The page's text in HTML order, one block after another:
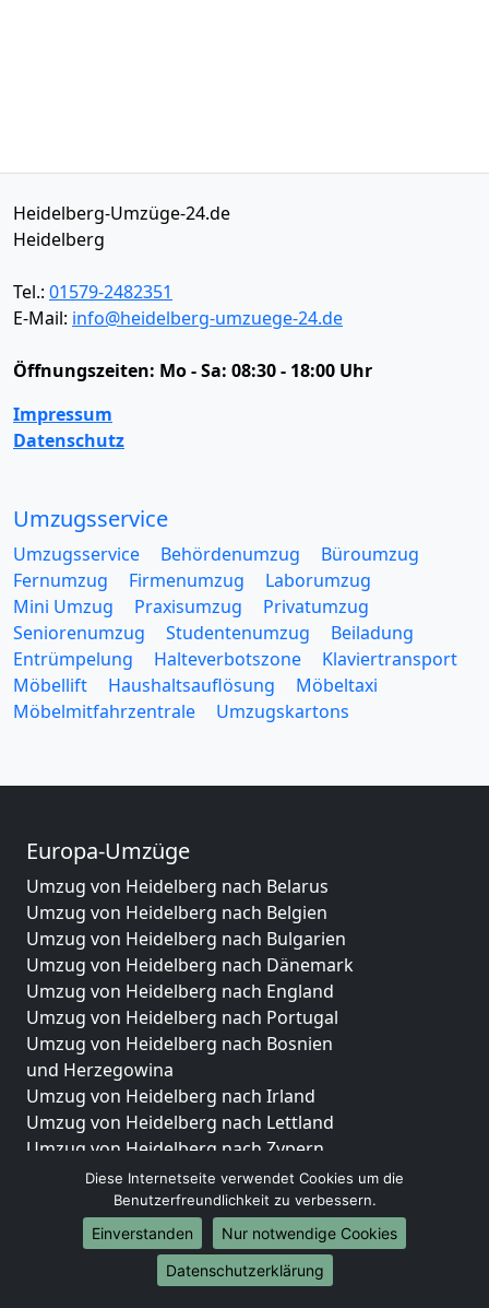
Heidelberg-Umzüge-24.de
Heidelberg
Tel.: 01579-2482351
E-Mail: info@heidelberg-umzuege-24.de
Öffnungszeiten: Mo - Sa: 08:30 - 18:00 Uhr
Impressum
Datenschutz
Umzugsservice
Umzugsservice Behördenumzug
Büroumzug
Fernumzug
Firmenumzug
Laborumzug
Mini Umzug
Praxisumzug
Privatumzug
Seniorenumzug
Studentenumzug
Beiladung
Entrümpelung
Halteverbotszone
Klaviertransport
Möbellift
Haushaltsauflösung
Möbeltaxi
Möbelmitfahrzentrale
Umzugskartons
Europa-Umzüge
Umzug von Heidelberg nach Belarus
Umzug von Heidelberg nach Belgien
Umzug von Heidelberg nach Bulgarien
Umzug von Heidelberg nach Dänemark
Umzug von Heidelberg nach England
Umzug von Heidelberg nach Portugal
Umzug von Heidelberg nach Bosnien
und Herzegowina
Umzug von Heidelberg nach Irland
Umzug von Heidelberg nach Lettland
Umzug von Heidelberg nach Zypern
Umzug von Heidelberg nach Kroatien
Umzug von Heidelberg nach Estland
Umzug von Heidelberg nach Finnland
Umzug von Heidelberg nach Frankreich
Umzug von Heidelberg nach Griechenland
Diese Internetseite verwendet Cookies um die
Benutzerfreundlichkeit zu verbessern.
Einverstanden
Nur notwendige Cookies
Datenschutzerklärung